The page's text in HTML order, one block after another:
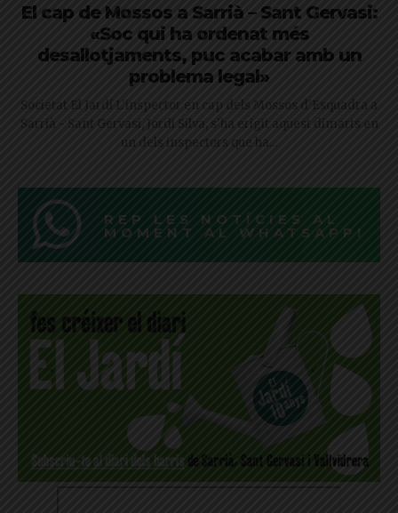
El cap de Mossos a Sarrià – Sant Gervasi:
«Soc qui ha ordenat més
desallotjaments, puc acabar amb un
problema legal»
Societat El Jardí L'inspector en cap dels Mossos d'Esquadra a
Sarrià - Sant Gervasi, Jordi Silva, s'ha erigit aquest dimarts en
un dels inspectors que ha...
REP LES NOTÍCIES AL
MOMENT AL WHATSAPP!